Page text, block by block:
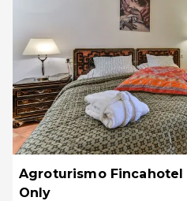
Agroturismo Fincahotel
Only